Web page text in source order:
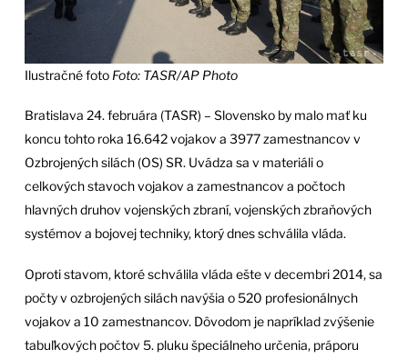
Ilustračné foto Foto: TASR/AP Photo
Bratislava 24. februára (TASR) – Slovensko by malo mať ku
koncu tohto roka 16.642 vojakov a 3977 zamestnancov v
Ozbrojených silách (OS) SR. Uvádza sa v materiáli o
celkových stavoch vojakov a zamestnancov a počtoch
hlavných druhov vojenských zbraní, vojenských zbraňových
systémov a bojovej techniky, ktorý dnes schválila vláda.
Oproti stavom, ktoré schválila vláda ešte v decembri 2014, sa
počty v ozbrojených silách navýšia o 520 profesionálnych
vojakov a 10 zamestnancov. Dôvodom je napríklad zvýšenie
tabuľkových počtov 5. pluku špeciálneho určenia, práporu